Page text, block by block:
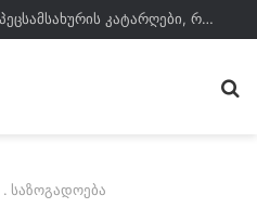
Telegraph: ბრიტანეთის სპეცსამსახურის კატარღები, რომლებიც ჩინური კამერებით აღჭურვილი აღმოჩნდა, რომელიც მონაცემებს ჩინეთს ფარულად გადასცემდა
. საზოგადოება